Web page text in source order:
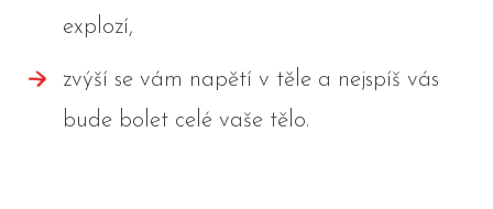
explozí,
zvýší se vám napětí v těle a nejspíš vás
bude bolet celé vaše tělo.